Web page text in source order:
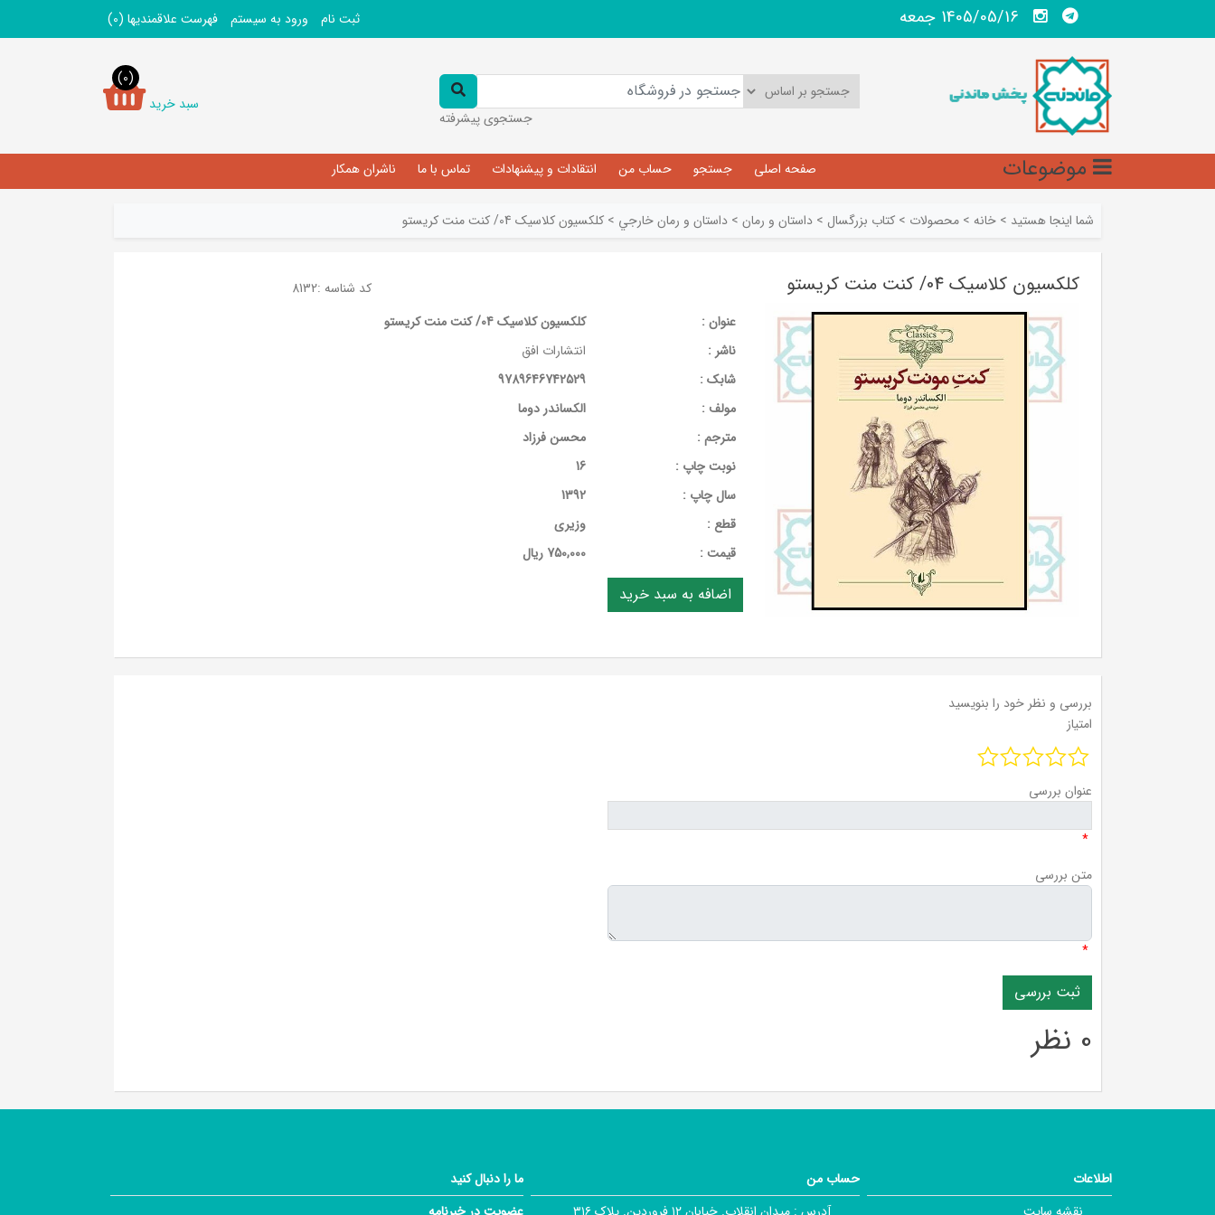
1405/05/16 جمعه ثبت نام ورود به سیستم فهرست علاقمندیها (0)
جستجوی پیشرفته
سبد خرید
(0)
موضوعات صفحه اصلی جستجو حساب من انتقادات و پیشنهادات تماس با ما ناشران همکار
شما اینجا هستید > خانه > محصولات > کتاب بزرگسال > داستان و رمان > داستان و رمان خارجي > کلکسیون کلاسیک 04/ کنت منت کریستو
کلکسیون کلاسیک 04/ کنت منت کریستو کد شناسه :8132
عنوان :
کلکسیون کلاسیک 04/ کنت منت کریستو
ناشر :
انتشارات افق
شابک :
9789646742529
مولف :
الکساندر دوما
مترجم :
محسن فرزاد
نوبت چاپ :
16
سال چاپ :
1392
قطع :
وزیری
قيمت :
750,000 ریال
بررسی و نظر خود را بنویسید
امتیاز
عنوان بررسی
*
متن بررسی
*
0 نظر
اطلاعات
حساب من
ما را دنبال کنید